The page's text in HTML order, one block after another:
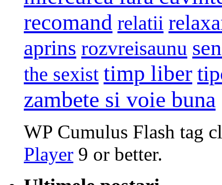
recomand relatii
aprins rozvreisaunu
the sexist timp liber
zambete si voie buna
WP Cumulus Flash tag
Player 9 or better.